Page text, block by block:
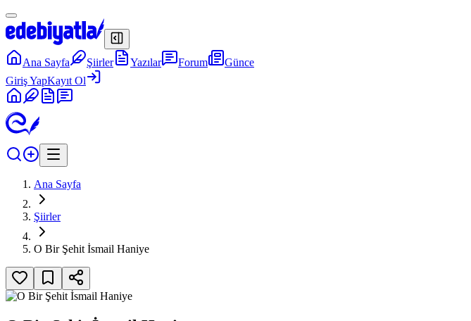
Ana Sayfa Şiirler Yazılar Forum
Günce
Giriş YapKayıt Ol
Ana Sayfa
Şiirler
O Bir Şehit İsmail Haniye